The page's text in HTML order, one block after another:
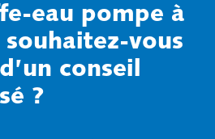
eau pompe à
vous
conseil
?